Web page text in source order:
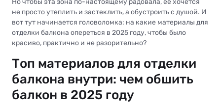
Но чтобы эта зона по-настоящему радовала, её хочется
не просто утеплить и застеклить, а обустроить с душой. И
вот тут начинается головоломка: на какие материалы для
отделки балкона опереться в 2025 году, чтобы было
красиво, практично и не разорительно?
Топ материалов для отделки
балкона внутри: чем обшить
балкон в 2025 году